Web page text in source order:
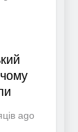
чому
ago